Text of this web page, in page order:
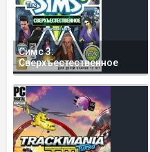
Симс 3:
Сверхъестественное